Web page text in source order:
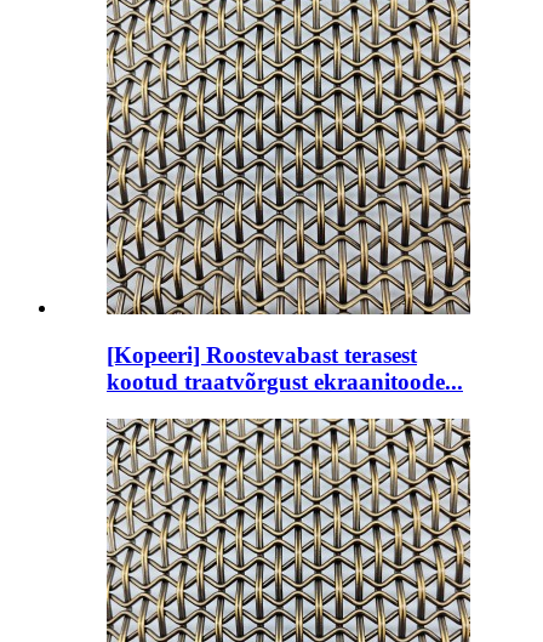
[Kopeeri] Roostevabast terasest
kootud traatvõrgust ekraanitoode...